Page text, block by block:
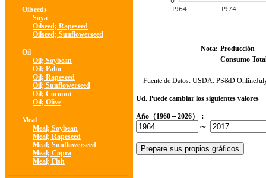
Oilseeds
Soya
Oilseed; Rapeseed
Oilseed; Sunflowerseed
Oil
Oil; Soybean
Oil; Palm
Oil; Rapeseed
Oil; Sunflowerseed
Oil; Coconut
Oil; Olive
Meal
Meal; Soybean
Meal; Rapeseed
Meal; Sunflowerseed
Meal; Copra
Meal; Fish
Nota: Producción
Consumo
Fuente de Datos: USDA: PS&D Online
Ud. Puede cambiar los siguientes valores
Año（1960～2026）：
～